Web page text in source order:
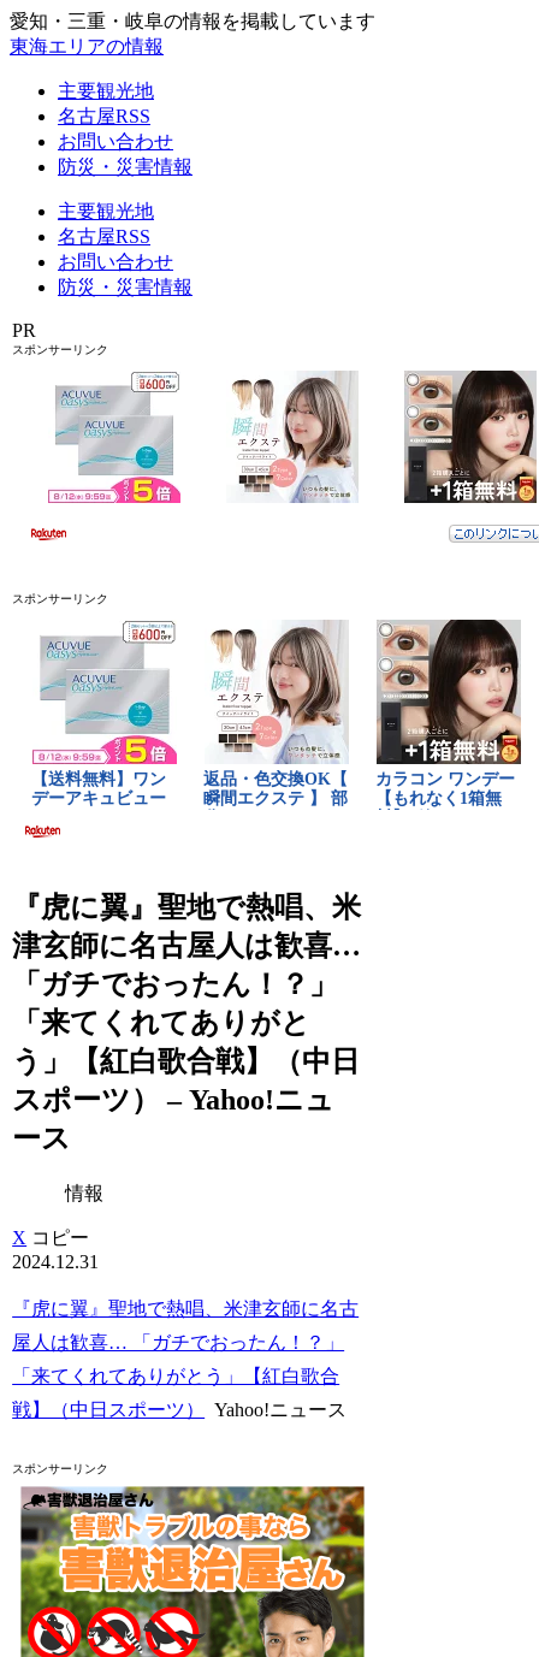
愛知・三重・岐阜の情報を掲載しています
東海エリアの情報
主要観光地
名古屋RSS
お問い合わせ
防災・災害情報
主要観光地
名古屋RSS
お問い合わせ
防災・災害情報
PR
スポンサーリンク
スポンサーリンク
『虎に翼』聖地で熱唱、米
津玄師に名古屋人は歓喜…
「ガチでおったん！？」
「来てくれてありがと
う」【紅白歌合戦】（中日
スポーツ） – Yahoo!ニュ
ース
情報
X コピー
2024.12.31
『虎に翼』聖地で熱唱、米津玄師に名古
屋人は歓喜… 「ガチでおったん！？」
「来てくれてありがとう」【紅白歌合
戦】（中日スポーツ）
Yahoo!ニュース
スポンサーリンク